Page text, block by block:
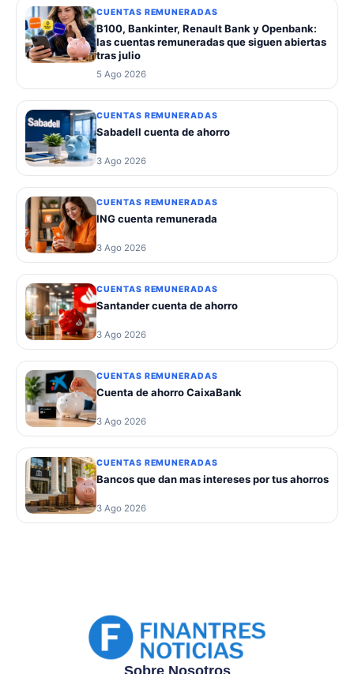
CUENTAS REMUNERADAS
B100, Bankinter, Renault Bank y Openbank:
las cuentas remuneradas que siguen abiertas
tras julio
5 Ago 2026
CUENTAS REMUNERADAS
Sabadell cuenta de ahorro
3 Ago 2026
CUENTAS REMUNERADAS
ING cuenta remunerada
3 Ago 2026
CUENTAS REMUNERADAS
Santander cuenta de ahorro
3 Ago 2026
CUENTAS REMUNERADAS
Cuenta de ahorro CaixaBank
3 Ago 2026
CUENTAS REMUNERADAS
Bancos que dan mas intereses por tus ahorros
3 Ago 2026